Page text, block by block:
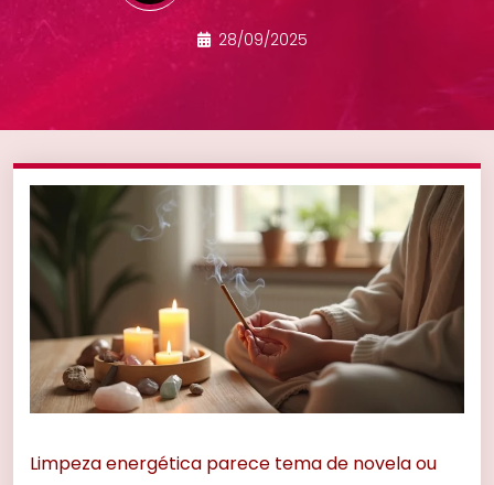
28/09/2025
Limpeza energética parece tema de novela ou